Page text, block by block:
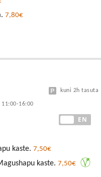
7,80€
11:00-16:00
kuni 2h tasuta
EN
kaste. 7,50€
kaste. 7,50€